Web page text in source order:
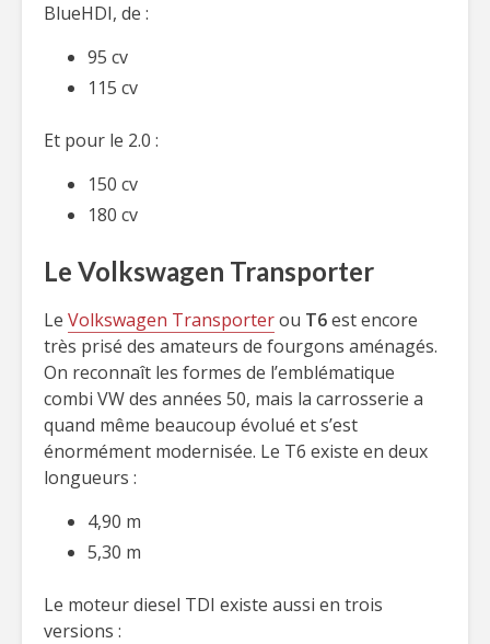
BlueHDI, de :
95 cv
115 cv
Et pour le 2.0 :
150 cv
180 cv
Le Volkswagen Transporter
Le Volkswagen Transporterou T6est encore
très prisé des amateurs de fourgons aménagés.
On reconnaît les formes de l’emblématique
combi VW des années 50, mais la carrosserie a
quand même beaucoup évolué et s’est
énormément modernisée. Le T6 existe en deux
longueurs :
4,90 m
5,30 m
Le moteur diesel TDI existe aussi en trois
versions :